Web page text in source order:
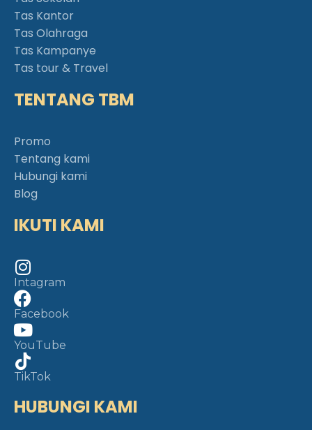
Tas Kantor
Tas Olahraga
Tas Kampanye
Tas tour & Travel
TENTANG TBM
Promo
Tentang kami
Hubungi kami
Blog
IKUTI KAMI
Intagram
Facebook
YouTube
TikTok
HUBUNGI KAMI